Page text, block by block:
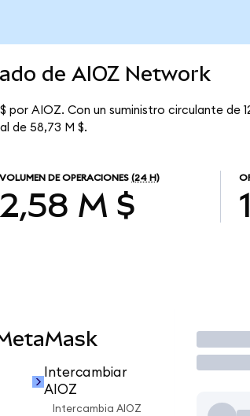
de AIOZ Network
AIOZ. Con un suministro circulante de
de 58,73 M $.
VOLUMEN DE OPERACIONES (24 H)
2,58 M $
Intercambiar
AIOZ
Intercambia AIOZ